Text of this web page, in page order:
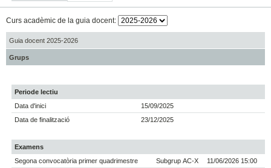
Curs acadèmic de la guia docent:
Guia docent 2025-2026
Grups
Periode lectiu
Data d'inici
15/09/2025
Data de finalització
23/12/2025
Examens
Segona convocatòria primer quadrimestre
Subgrup AC-X 11/06/2026 15:00